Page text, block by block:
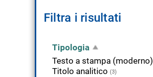
Filtra i risultati
Tipologia
Testo a stampa (moderno)
Titolo analitico (3)